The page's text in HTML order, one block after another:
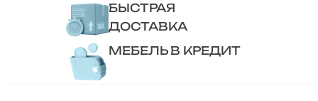
БЫСТРАЯ
ДОСТАВКА
МЕБЕЛЬ В КРЕДИТ